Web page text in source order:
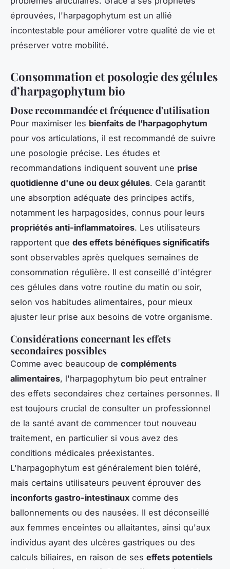
éprouvées, l'harpagophytum est un allié
incontestable pour améliorer votre qualité de vie et
préserver votre mobilité.
Consommation et posologie des gélules
d’harpagophytum bio
Dose recommandée et fréquence d'utilisation
Pour maximiser les bienfaits de l’harpagophytum
pour vos articulations, il est recommandé de suivre
une posologie précise. Les études et
recommandations indiquent souvent une prise
quotidienne d'une ou deux gélules. Cela garantit
une absorption adéquate des principes actifs,
notamment les harpagosides, connus pour leurs
propriétés anti-inflammatoires. Les utilisateurs
rapportent que des effets bénéfiques significatifs
sont observables après quelques semaines de
consommation régulière. Il est conseillé d'intégrer
ces gélules dans votre routine du matin ou soir,
selon vos habitudes alimentaires, pour mieux
ajuster leur prise aux besoins de votre organisme.
Considérations concernant les effets
secondaires possibles
Comme avec beaucoup de compléments
alimentaires, l'harpagophytum bio peut entraîner
des effets secondaires chez certaines personnes. Il
est toujours crucial de consulter un professionnel
de la santé avant de commencer tout nouveau
traitement, en particulier si vous avez des
conditions médicales préexistantes.
L'harpagophytum est généralement bien toléré,
mais certains utilisateurs peuvent éprouver des
inconforts gastro-intestinaux comme des
ballonnements ou des nausées. Il est déconseillé
aux femmes enceintes ou allaitantes, ainsi qu'aux
individus ayant des ulcères gastriques ou des
calculs biliaires, en raison de ses effets potentiels